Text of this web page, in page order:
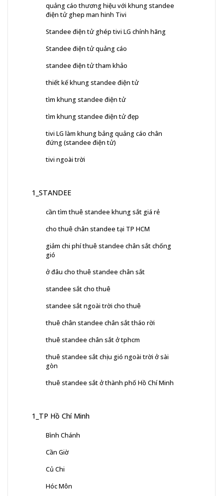
quảng cáo thương hiệu với khung standee
điện tử ghep man hinh Tivi
Standee điện tử ghép tivi LG chính hãng
Standee điện tử quảng cáo
standee điện tử tham khảo
thiết kế khung standee điện tử
tìm khung standee điện tử
tìm khung standee điện tử đẹp
tivi LG làm khung bảng quảng cáo chân
đứng (standee điện tử)
tivi ngoài trời
1_STANDEE
cần tìm thuê standee khung sắt giá rẻ
cho thuê chân standee tại TP HCM
giảm chi phí thuê standee chân sắt chống
gió
ở đâu cho thuê standee chân sắt
standee sắt cho thuê
standee sắt ngoài trời cho thuê
thuê chân standee chân sắt tháo rời
thuê standee chân sắt ở tphcm
thuê standee sắt chịu gió ngoài trời ở sài
gòn
thuê standee sắt ở thành phố Hồ Chí Minh
1_TP Hồ Chí Minh
Bình Chánh
Cần Giờ
Củ Chi
Hóc Môn